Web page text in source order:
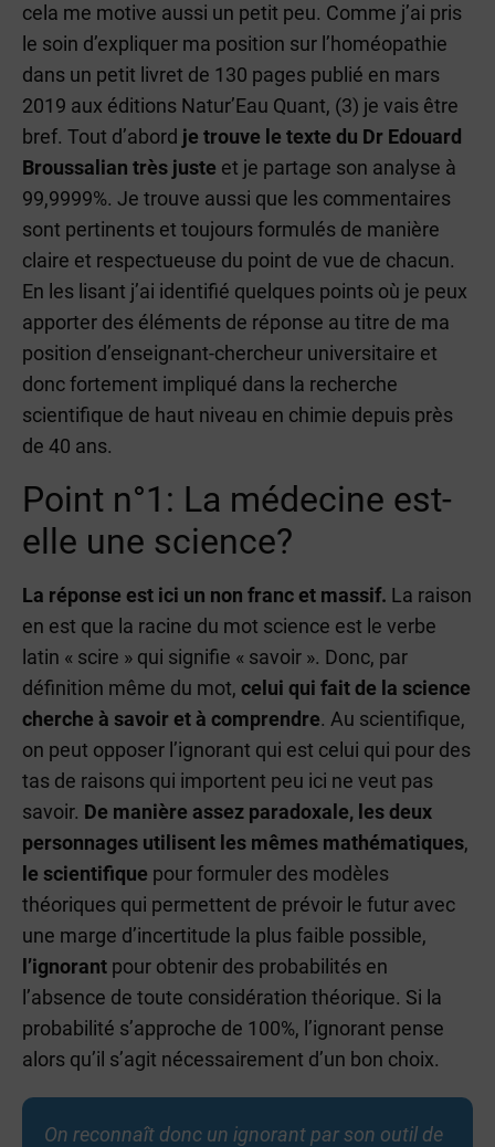
cela me motive aussi un petit peu. Comme j’ai pris
le soin d’expliquer ma position sur l’homéopathie
dans un petit livret de 130 pages publié en mars
2019 aux éditions Natur’Eau Quant, (3) je vais être
bref. Tout d’abord je trouve le texte du Dr Edouard
Broussalian très juste et je partage son analyse à
99,9999%. Je trouve aussi que les commentaires
sont pertinents et toujours formulés de manière
claire et respectueuse du point de vue de chacun.
En les lisant j’ai identifié quelques points où je peux
apporter des éléments de réponse au titre de ma
position d’enseignant-chercheur universitaire et
donc fortement impliqué dans la recherche
scientifique de haut niveau en chimie depuis près
de 40 ans.
Point n°1: La médecine est-
elle une science?
La réponse est ici un non franc et massif. La raison
en est que la racine du mot science est le verbe
latin « scire » qui signifie « savoir ». Donc, par
définition même du mot, celui qui fait de la science
cherche à savoir et à comprendre. Au scientifique,
on peut opposer l’ignorant qui est celui qui pour des
tas de raisons qui importent peu ici ne veut pas
savoir. De manière assez paradoxale, les deux
personnages utilisent les mêmes mathématiques,
le scientifique pour formuler des modèles
théoriques qui permettent de prévoir le futur avec
une marge d’incertitude la plus faible possible,
l’ignorant pour obtenir des probabilités en
l’absence de toute considération théorique. Si la
probabilité s’approche de 100%, l’ignorant pense
alors qu’il s’agit nécessairement d’un bon choix.
On reconnaît donc un ignorant par son outil de